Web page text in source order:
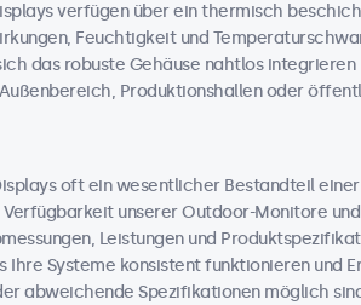
verfügen über ein thermisch
Feuchtigkeit und
das robuste Gehäuse nahtlos integrieren
Produktionshallen oder
oft ein wesentlicher Bestandteil
unserer Outdoor-Monitore
Leistungen und
Ihre Systeme konsistent funktionieren und
abweichende Spezifikationen möglich